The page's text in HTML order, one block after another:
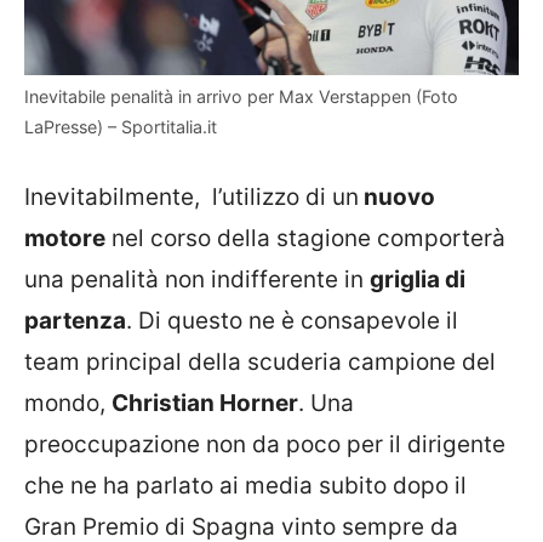
Inevitabile penalità in arrivo per Max Verstappen (Foto
LaPresse) – Sportitalia.it
Inevitabilmente, l’utilizzo di un nuovo
motore nel corso della stagione comporterà
una penalità non indifferente in griglia di
partenza. Di questo ne è consapevole il
team principal della scuderia campione del
mondo, Christian Horner. Una
preoccupazione non da poco per il dirigente
che ne ha parlato ai media subito dopo il
Gran Premio di Spagna vinto sempre da